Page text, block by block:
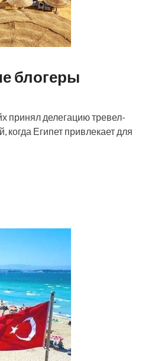
блогеры
принял делегацию тревел-
когда Египет привлекает для